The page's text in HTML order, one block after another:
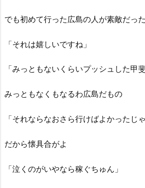
でも初めて行った広島の人が素敵だっ
「それは嬉しいですね」
「みっともないくらいプッシュした甲
みっともなくもなるわ広島だもの
「それならなおさら行けばよかったじ
だから懐具合がよ
「泣くのがいやなら稼ぐちゅん」